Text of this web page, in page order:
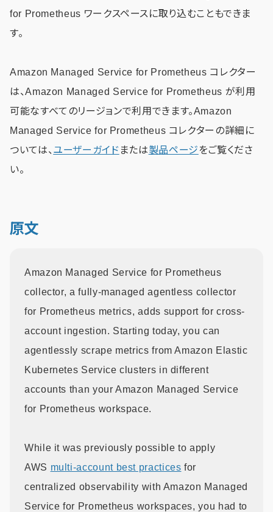
for Prometheus ワークスペースに取り込むこともできま
す。
Amazon Managed Service for Prometheus コレクター
は、Amazon Managed Service for Prometheus が利用
可能なすべてのリージョンで利用できます。Amazon
Managed Service for Prometheus コレクターの詳細に
ついては、 ユーザーガイド または製品ページをご覧くださ
い。
原文
Amazon Managed Service for Prometheus
collector, a fully-managed agentless collector
for Prometheus metrics, adds support for cross-
account ingestion. Starting today, you can
agentlessly scrape metrics from Amazon Elastic
Kubernetes Service clusters in different
accounts than your Amazon Managed Service
for Prometheus workspace.
While it was previously possible to apply
AWS multi-account best practices for
centralized observability with Amazon Managed
Service for Prometheus workspaces, you had to